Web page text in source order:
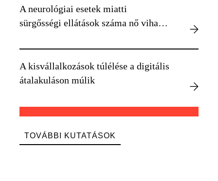
A neurológiai esetek miatti
sürgősségi ellátások száma nő viharos
A kisvállalkozások túlélése a digitális
átalakuláson múlik
TOVÁBBI KUTATÁSOK